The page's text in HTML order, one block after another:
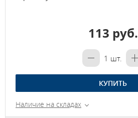
113 руб.
1 шт.
КУПИТЬ
Наличие на складах